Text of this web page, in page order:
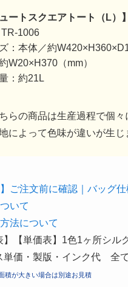
ュートスクエアトート（L）】
1006
：本体／約
W20×H370（mm）
：約21L
らの商品は生産過程で個々
によって色味が違いが生じ
ご注文前に確認｜バッグ
いて
法について
】【単価表】1色1ヶ所シル
単価・製版・インク代 全
積が大きい場合は別途お見積